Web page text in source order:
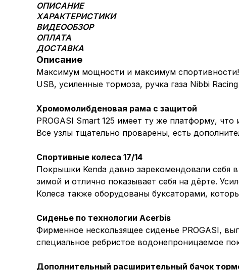
ОПИСАНИЕ
ХАРАКТЕРИСТИКИ
ВИДЕООБЗОР
ОПЛАТА
ДОСТАВКА
Описание
Максимум мощности и максимум
USB, усиленные тормоза, ручка газа Nibbi
Хромомолибденовая рама с защитой
PROGASI Smart 125 имеет ту же платформу,
Все узлы тщательно проварены, есть
Спортивные колеса 17/14
Покрышки Kenda давно зарекомендовали себя
зимой и отлично показывает себя на дёрте.
Колеса также оборудованы буксаторами,
Сиденье по технологии Acerbis
Фирменное нескользящее сиденье PROGASI,
специальное ребристое водонепроницаемое
Дополнительный расширительный бачок